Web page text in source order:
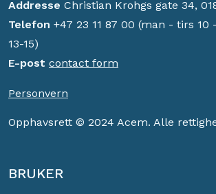
Addresse Christian Krohgs gate 34,
Telefon +47 23 11 87 00 (man - tirs 10
13-15)
E-post contact form
Personvern
Opphavsrett © 2024 Acem. Alle
BRUKER